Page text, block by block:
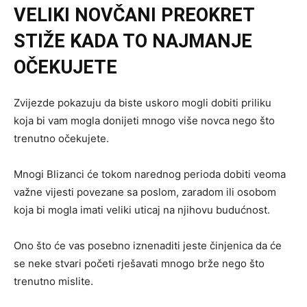
VELIKI NOVČANI PREOKRET
STIŽE KADA TO NAJMANJE
OČEKUJETE
Zvijezde pokazuju da biste uskoro mogli dobiti priliku
koja bi vam mogla donijeti mnogo više novca nego što
trenutno očekujete.
Mnogi Blizanci će tokom narednog perioda dobiti veoma
važne vijesti povezane sa poslom, zaradom ili osobom
koja bi mogla imati veliki uticaj na njihovu budućnost.
Ono što će vas posebno iznenaditi jeste činjenica da će
se neke stvari početi rješavati mnogo brže nego što
trenutno mislite.